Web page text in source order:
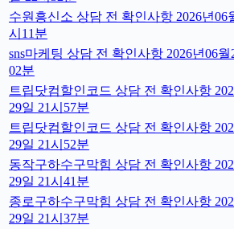
수원흥신소 상담 전 확인사항 2026년06
시11분
sns마케팅 상담 전 확인사항 2026년06월
02분
트립닷컴할인코드 상담 전 확인사항
29일 21시57분
트립닷컴할인코드 상담 전 확인사항
29일 21시52분
동작구하수구막힘 상담 전 확인사항
29일 21시41분
종로구하수구막힘 상담 전 확인사항
29일 21시37분